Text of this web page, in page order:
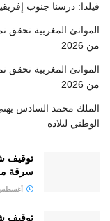
فيلدا: درسنا جنوب
من 2026
من 2026
الملك محمد السادس
الوطني لبلاده
توقيف
سرقة
أغسطس 7,
توقيف